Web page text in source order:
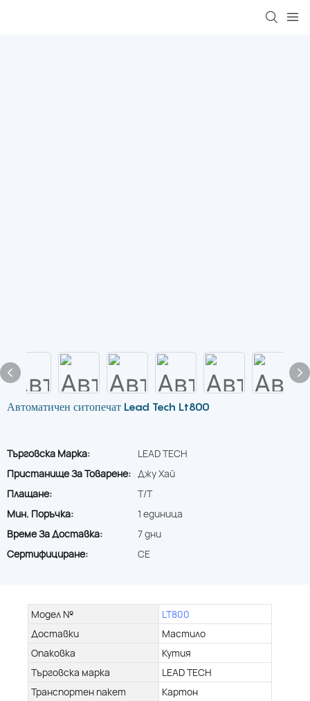
Автоматичен ситопечат Lead Tech Lt800
Търговска Марка:
LEAD TECH
Пристанище За Товарене: Джу Хай
Плащане:
T/T
Мин. Поръчка:
1 единица
Време За Доставка:
7 дни
Сертифициране:
CE
Модел №
LT800
Доставки
Мастило
Опаковка
Кутия
Търговска марка
LEAD TECH
Транспортен пакет
Картон